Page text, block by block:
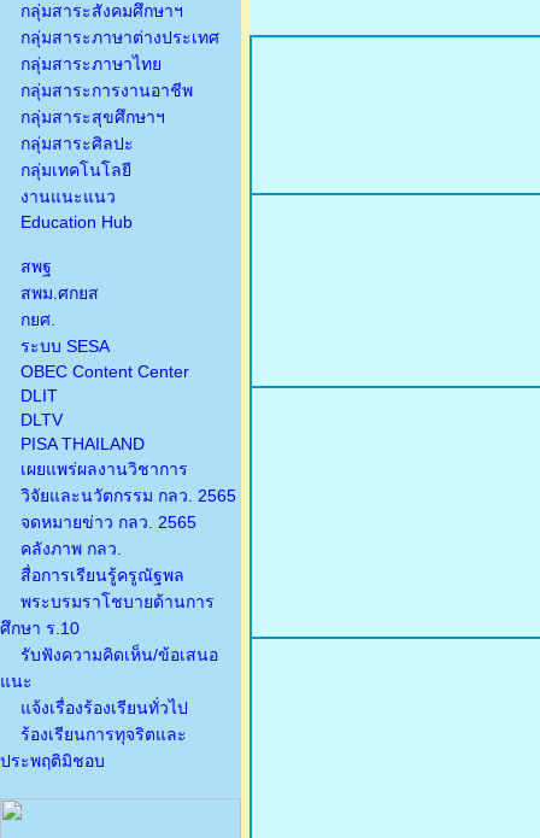
กลุ่มสาระสังคมศึกษาฯ
กลุ่มสาระภาษาต่างประเทศ
กลุ่มสาระภาษาไทย
กลุ่มสาระการงานอาชีพ
กลุ่มสาระสุขศึกษาฯ
กลุ่มสาระศิลปะ
กลุ่มเทคโนโลยี
งานแนะแนว
Education Hub
สพฐ
สพม.ศกยส
กยศ.
ระบบ SESA
OBEC Content Center
DLIT
DLTV
PISA THAILAND
เผยแพร่ผลงานวิชาการ
วิจัยและนวัตกรรม กลว. 2565
จดหมายข่าว กลว. 2565
คลังภาพ กลว.
สื่อการเรียนรู้ครูณัฐพล
พระบรมราโชบายด้านการ
ศึกษา ร.10
รับฟังความคิดเห็น/ข้อเสนอ
แนะ
แจ้งเรื่องร้องเรียนทั่วไป
ร้องเรียนการทุจริตและ
ประพฤติมิชอบ